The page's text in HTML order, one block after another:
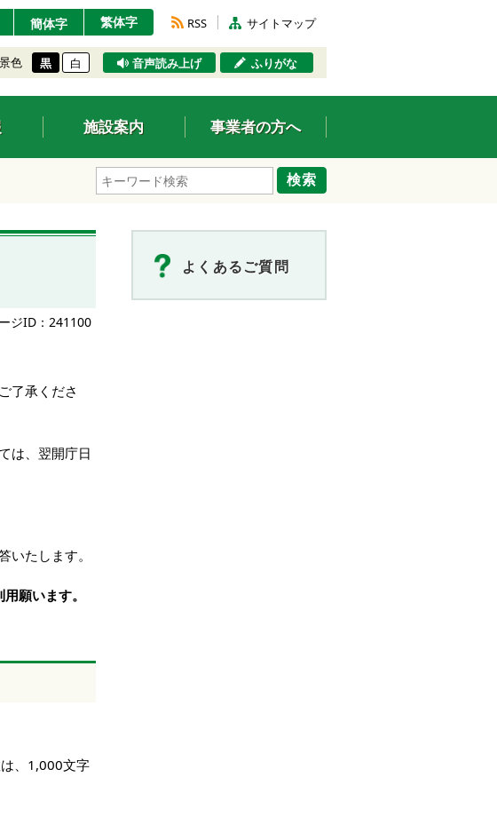
簡体字 繁体字 RSS サイトマップ
色 黒 白 音声読み上げ ふりがな
施設案内 事業者の方へ
検索
ジID：241100
了承くださ
は、翌開庁日
たします。
願います。
、1,000文字
よくあるご質問